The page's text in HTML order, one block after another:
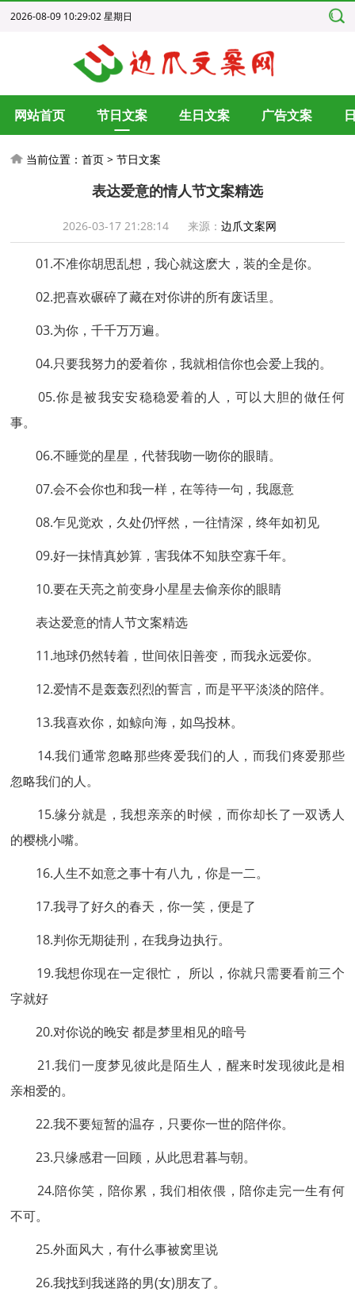
2026-08-09 10:29:03 星期日
网站首页 节日文案 生日文案 广告文案
当前位置：首页 >节日文案
表达爱意的情人节文案精选
2026-03-17 21:28:14 来源： 边爪文案网
01.不准你胡思乱想，我心就这麽大，装的全是你。
02.把喜欢碾碎了藏在对你讲的所有废话里。
03.为你，千千万万遍。
04.只要我努力的爱着你，我就相信你也会爱上我的。
05.你是被我安安稳稳爱着的人，可以大胆的做任何
事。
06.不睡觉的星星，代替我吻一吻你的眼睛。
07.会不会你也和我一样，在等待一句，我愿意
08.乍见觉欢，久处仍怦然，一往情深，终年如初见
09.好一抹情真妙算，害我体不知肤空寡千年。
10.要在天亮之前变身小星星去偷亲你的眼睛
表达爱意的情人节文案精选
11.地球仍然转着，世间依旧善变，而我永远爱你。
12.爱情不是轰轰烈烈的誓言，而是平平淡淡的陪伴。
13.我喜欢你，如鲸向海，如鸟投林。
14.我们通常忽略那些疼爱我们的人，而我们疼爱那些
忽略我们的人。
15.缘分就是，我想亲亲的时候，而你却长了一双诱人
的樱桃小嘴。
16.人生不如意之事十有八九，你是一二。
17.我寻了好久的春天，你一笑，便是了
18.判你无期徒刑，在我身边执行。
19.我想你现在一定很忙， 所以，你就只需要看前三个
字就好
20.对你说的晚安 都是梦里相见的暗号
21.我们一度梦见彼此是陌生人，醒来时发现彼此是相
亲相爱的。
22.我不要短暂的温存，只要你一世的陪伴你。
23.只缘感君一回顾，从此思君暮与朝。
24.陪你笑，陪你累，我们相依偎，陪你走完一生有何
不可。
25.外面风大，有什么事被窝里说
26.我找到我迷路的男(女)朋友了。